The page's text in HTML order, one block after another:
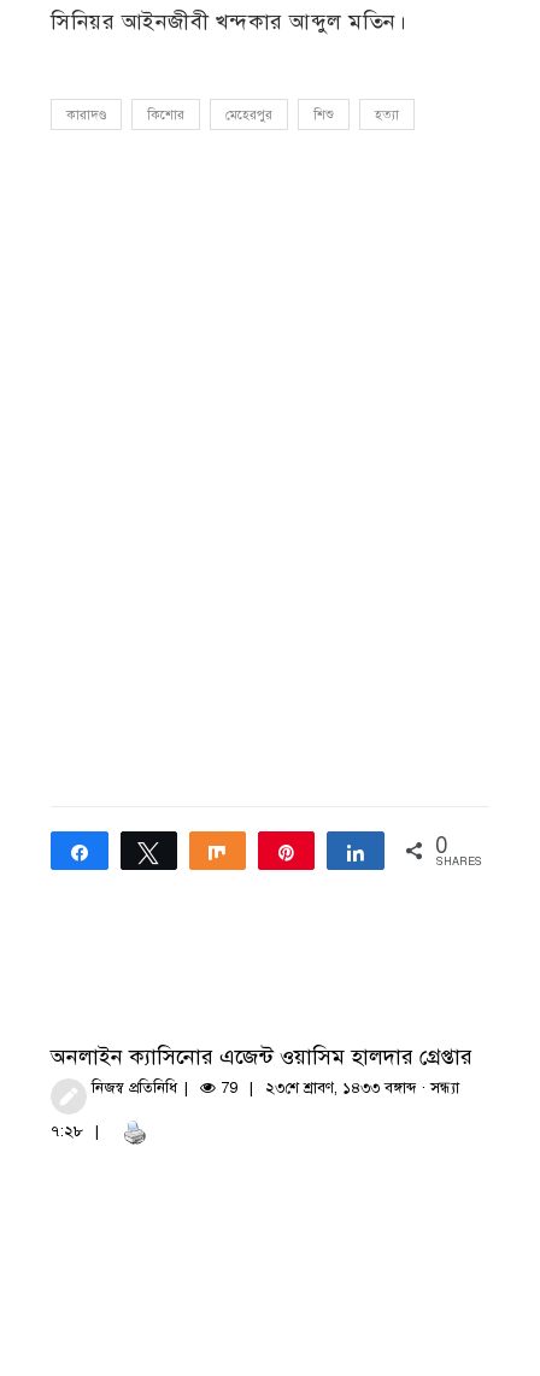
সিনিয়র আইনজীবী খন্দকার আব্দুল মতিন।
কারাদণ্ড কিশোর মেহেরপুর শিশু হত্যা
Share Tweet Share Share 0
SHARES
অনলাইন ক্যাসিনোর এজেন্ট ওয়াসিম হালদার গ্রেপ্তার
নিজস্ব প্রতিনিধি 79 ২৩শে শ্রাবণ, ১৪৩৩ বঙ্গাব্দ · সন্ধ্যা
৭:২৮